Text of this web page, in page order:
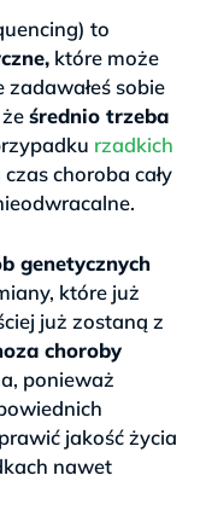
to
które może
sobie
średnio trzeba
rzadkich
choroba cały
genetycznych
które już
już zostaną z
choroby
ponieważ
jakość życia
nawet